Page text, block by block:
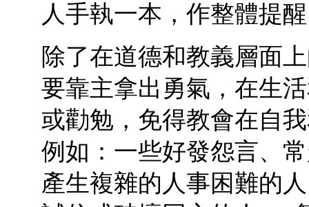
人手執一本，作整體提
除了在道德和教義層面
要靠主拿出勇氣，在生
或勸勉，免得教會在自
例如：一些好發怨言、
產生複雜的人事困難的